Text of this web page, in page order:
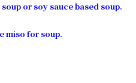
or soy sauce based soup.
miso for soup.